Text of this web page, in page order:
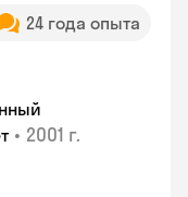
24 года опыта
• 2001 г.